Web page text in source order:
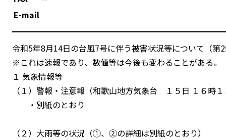
E-mail
令和5年8月14日の台風7号に伴う被害状況等について（第2
※これは速報であり、数値等は今後も変わることがある。
１ 気象情報等
（１）警報・注意報（和歌山地方気象台 １５日 １６時１
・別紙のとおり
（２）大雨等の状況（①、②の詳細は別紙のとおり）